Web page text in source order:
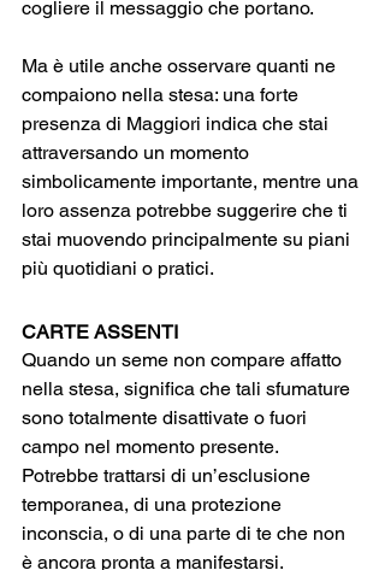
cogliere il messaggio che portano.
Ma è utile anche osservare quanti ne
compaiono nella stesa: una forte
presenza di Maggiori indica che stai
attraversando un momento
simbolicamente importante, mentre una
loro assenza potrebbe suggerire che ti
stai muovendo principalmente su piani
più quotidiani o pratici.
CARTE ASSENTI
Quando un seme non compare affatto
nella stesa, significa che tali sfumature
sono totalmente disattivate o fuori
campo nel momento presente.
Potrebbe trattarsi di un’esclusione
temporanea, di una protezione
inconscia, o di una parte di te che non
è ancora pronta a manifestarsi.